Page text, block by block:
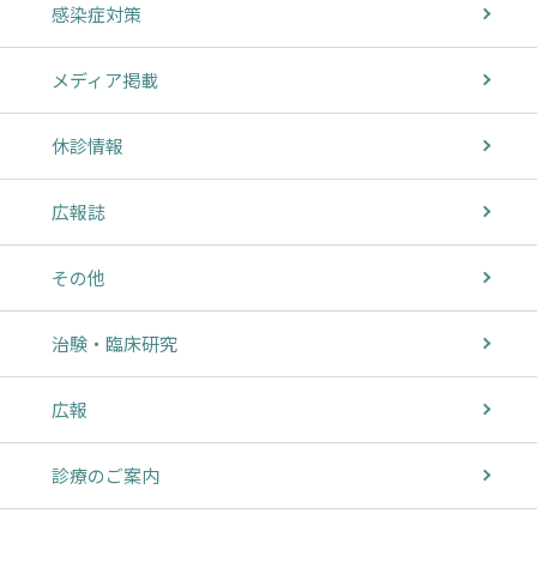
感染症対策
メディア掲載
休診情報
広報誌
その他
治験・臨床研究
広報
診療のご案内